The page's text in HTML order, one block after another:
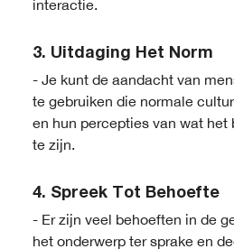
interactie.
3. Uitdaging Het Norm
- Je kunt de aandacht van
te gebruiken die normale
en hun percepties van wat het
te zijn.
4. Spreek Tot Behoefte
- Er zijn veel behoeften in de
het onderwerp ter sprake en